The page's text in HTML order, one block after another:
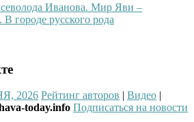
Иванова. Мир Яви –
городе русского рода
2026 Рейтинг авторов | Видео |
today.info Подписаться на новости